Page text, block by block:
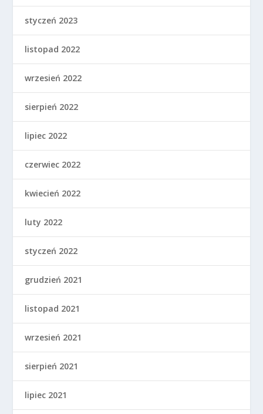
styczeń 2023
listopad 2022
wrzesień 2022
sierpień 2022
lipiec 2022
czerwiec 2022
kwiecień 2022
luty 2022
styczeń 2022
grudzień 2021
listopad 2021
wrzesień 2021
sierpień 2021
lipiec 2021